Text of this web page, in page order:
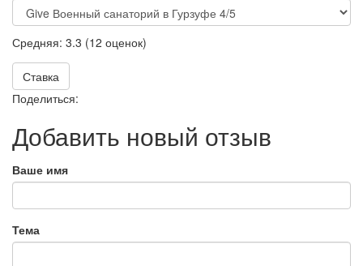
Средняя: 3.3 (12 оценок)
Ставка
Поделиться:
Добавить новый отзыв
Ваше имя
Тема